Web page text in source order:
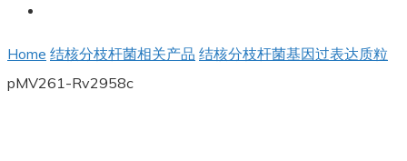
Home 结核分枝杆菌相关产品 结核分枝杆菌基因过表达质粒
pMV261-Rv2958c